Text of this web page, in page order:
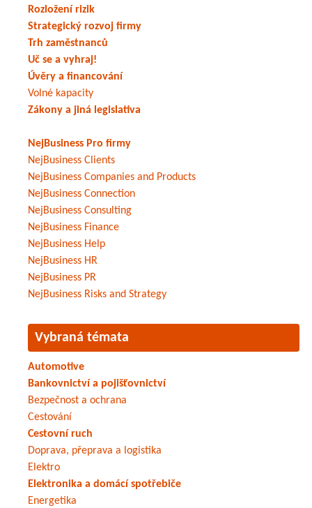
Rozložení rizik
Strategický rozvoj firmy
Trh zaměstnanců
Uč se a vyhraj!
Úvěry a financování
Volné kapacity
Zákony a jiná legislativa
NejBusiness Pro firmy
NejBusiness Clients
NejBusiness Companies and Products
NejBusiness Connection
NejBusiness Consulting
NejBusiness Finance
NejBusiness Help
NejBusiness HR
NejBusiness PR
NejBusiness Risks and Strategy
Vybraná témata
Automotive
Bankovnictví a pojišťovnictví
Bezpečnost a ochrana
Cestování
Cestovní ruch
Doprava, přeprava a logistika
Elektro
Elektronika a domácí spotřebiče
Energetika